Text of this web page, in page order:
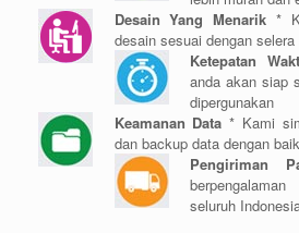
Desain Yang Menarik *
desain sesuai dengan selera
Ketepatan
anda akan siap
dipergunakan
Keamanan Data * Kami
dan backup data dengan
Pengiriman
seluruh